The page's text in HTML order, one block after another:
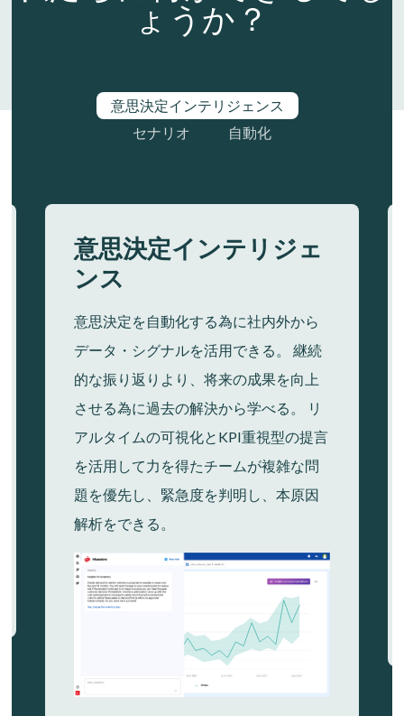
ょうか？
意思決定インテリジェンス
セナリオ
自動化
意思決定インテリジェ
ンス
意思決定を自動化する為に社内外から
データ・シグナルを活用できる。 継続
的な振り返りより、将来の成果を向上
させる為に過去の解決から学べる。 リ
アルタイムの可視化とKPI重視型の提言
を活用して力を得たチームが複雑な問
題を優先し、緊急度を判明し、本原因
解析をできる。
Lottie file